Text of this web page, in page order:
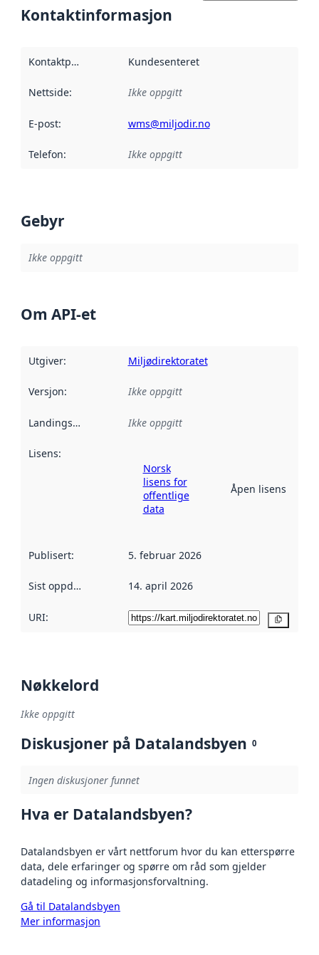
Kontaktinformasjon
Kontaktpunkt Kundesenteret
Nettside: Ikke oppgitt
E-post: wms@miljodir.no
Telefon: Ikke oppgitt
Gebyr
Ikke oppgitt
Om API-et
Utgiver: Miljødirektoratet
Versjon: Ikke oppgitt
Landingsside Ikke oppgitt
Lisens:
Norsk
lisens for
offentlige
data
Åpen lisens
Publisert: 5. februar 2026
Sist oppdatert 14. april 2026
URI:
Nøkkelord
Ikke oppgitt
Diskusjoner på Datalandsbyen 0
Ingen diskusjoner funnet
Hva er Datalandsbyen?
Datalandsbyen er vårt nettforum hvor du kan etterspørre
data, dele erfaringer og spørre om råd som gjelder
datadeling og informasjonsforvaltning.
Gå til Datalandsbyen
Mer informasjon